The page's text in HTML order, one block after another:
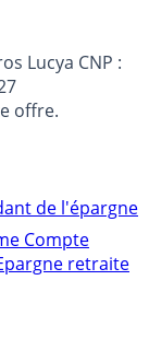
Lucya CNP :
offre.
de l'épargne
Compte
retraite